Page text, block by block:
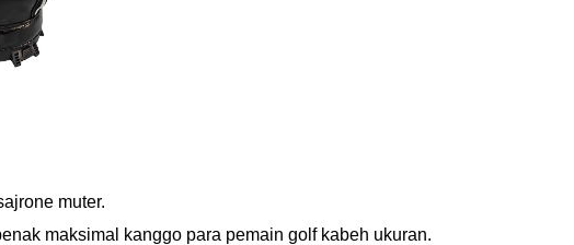
muter.
maksimal kanggo para pemain golf kabeh ukuran.